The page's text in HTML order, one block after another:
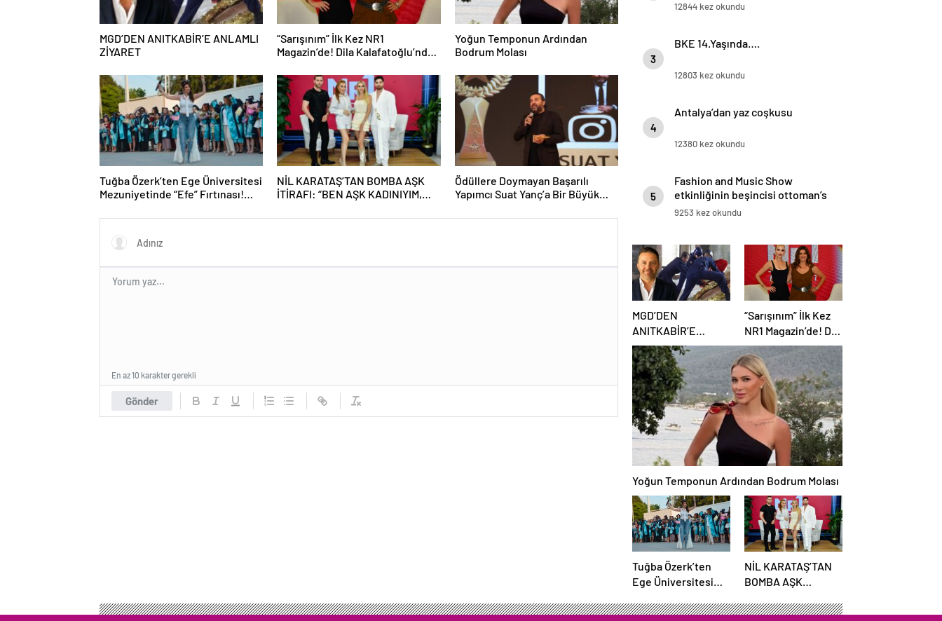
MGD’DEN ANITKABİR’E ANLAMLI
ZİYARET
“Sarışınım” İlk Kez NR1
Magazin’de! Dila Kalafatoğlu’ndan
Yoğun Temponun Ardından
Bodrum Molası
Tuğba Özerk’ten Ege Üniversitesi
Mezuniyetinde “Efe” Fırtınası!
NİL KARATAŞ’TAN BOMBA AŞK
İTİRAFI: “BEN AŞK KADINIYIM,
Ödüllere Doymayan Başarılı
Yapımcı Suat Yanç’a Bir Büyük
Gönder
En az 10 karakter gerekli
12844 kez okundu
3
BKE 14.Yaşında….
12803 kez okundu
4
Antalya’dan yaz coşkusu
12380 kez okundu
5
Fashion and Music Show
etkinliğinin beşincisi ottoman’s
lıfe hotel deluxe’de gerçekleşti.
9253 kez okundu
MGD’DEN
ANITKABİR’E
ANLAMLI ZİYARET
“Sarışınım” İlk Kez
NR1 Magazin’de! Dila
Kalafatoğlu’ndan
Yazın En İddialı
Yorumu
Yoğun Temponun Ardından Bodrum Molası
Tuğba Özerk’ten
Ege Üniversitesi
Fırtınası! Gençler
NİL KARATAŞ’TAN
BOMBA AŞK
KADINIYIM, ÜNLÜ